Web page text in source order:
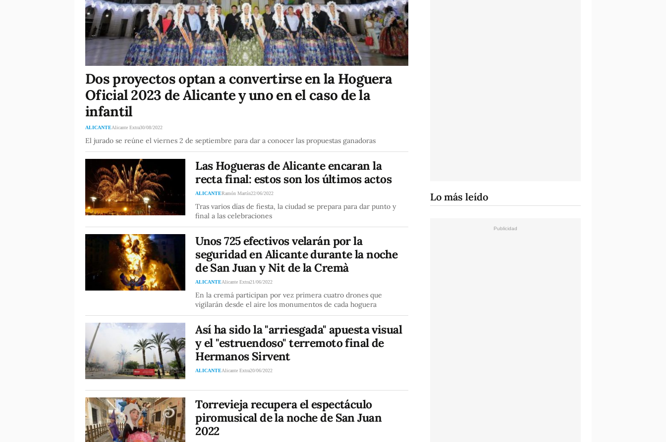
Dos proyectos optan a convertirse en la Hoguera
Oficial 2023 de Alicante y uno en el caso de la
infantil
ALICANTEAlicante Extra30/08/2022
El jurado se reúne el viernes 2 de septiembre para dar a conocer las propuestas ganadoras
Las Hogueras de Alicante encaran la
recta final: estos son los últimos actos
ALICANTERamón Martín22/06/2022
Tras varios días de fiesta, la ciudad se prepara para dar punto y
final a las celebraciones
Unos 725 efectivos velarán por la
seguridad en Alicante durante la noche
de San Juan y Nit de la Cremà
ALICANTEAlicante Extra21/06/2022
En la cremá participan por vez primera cuatro drones que
vigilarán desde el aire los monumentos de cada hoguera
Así ha sido la "arriesgada" apuesta visual
y el "estruendoso" terremoto final de
Hermanos Sirvent
ALICANTEAlicante Extra20/06/2022
Torrevieja recupera el espectáculo
piromusical de la noche de San Juan
2022
Lo más leído